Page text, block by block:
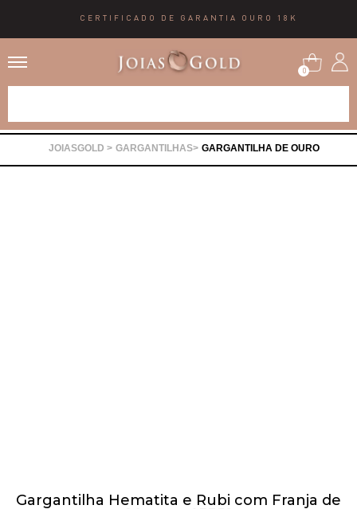
CERTIFICADO DE GARANTIA OURO 18K
0
GARGANTILHAS GARGANTILHA DE OURO
Gargantilha Hematita e Rubi com Franja de
Pedras Preciosas